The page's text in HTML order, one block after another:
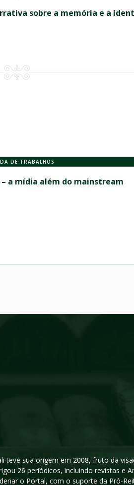
sobre a memória e a
DE TRABALHOS
a mídia além do mainstream
teve sua origem em 2008, fruto da
26 periódicos, incluindo revistas e
o Portal, com o suporte da Pró-